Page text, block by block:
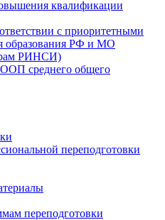
квалификации
с приоритетными
образования РФ и МО
РИНСИ)
ООП среднего общего
переподготовки
переподготовки